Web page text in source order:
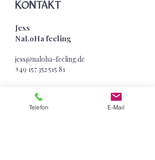
KONTAKT
Jess
NaLoHa feeling
jess@naloha-feeling.de
+49 157 352 515 81
Sensible Superkraft
Telefon E-Mail